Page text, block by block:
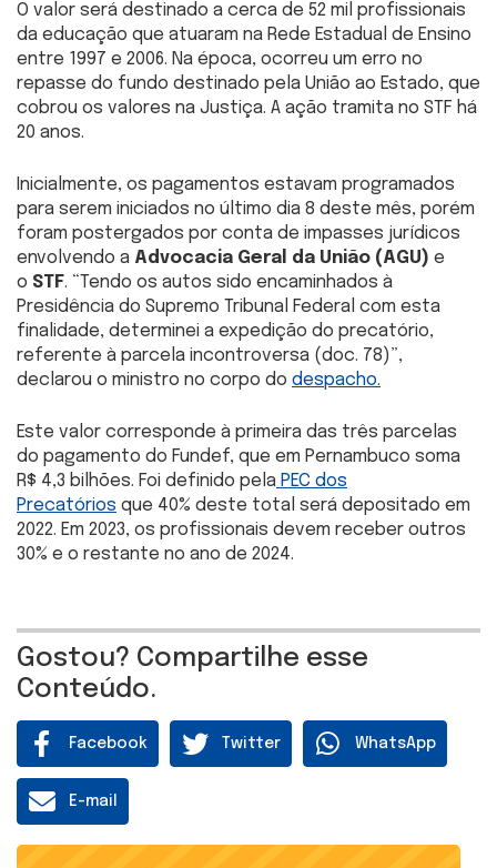
O valor será destinado a cerca de 52 mil profissionais
da educação que atuaram na Rede Estadual de Ensino
entre 1997 e 2006. Na época, ocorreu um erro no
repasse do fundo destinado pela União ao Estado, que
cobrou os valores na Justiça. A ação tramita no STF há
20 anos.
Inicialmente, os pagamentos estavam programados
para serem iniciados no último dia 8 deste mês, porém
foram postergados por conta de impasses jurídicos
envolvendo a Advocacia Geral da União (AGU) e
o STF. “Tendo os autos sido encaminhados à
Presidência do Supremo Tribunal Federal com esta
finalidade, determinei a expedição do precatório,
referente à parcela incontroversa (doc. 78)”,
declarou o ministro no corpo do despacho.
Este valor corresponde à primeira das três parcelas
do pagamento do Fundef, que em Pernambuco soma
R$ 4,3 bilhões. Foi definido pela PEC dos
Precatórios que 40% deste total será depositado em
2022. Em 2023, os profissionais devem receber outros
30% e o restante no ano de 2024.
Gostou? Compartilhe esse
Conteúdo.
Facebook Twitter WhatsApp
E-mail